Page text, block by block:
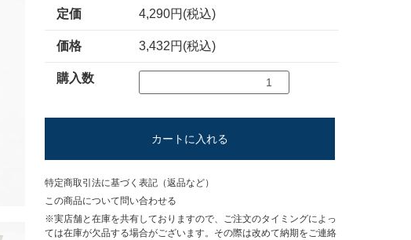
定価 4,290円(税込)
価格 3,432円(税込)
購入数
カートに入れる
特定商取引法に基づく表記（返品など）
この商品について問い合わせる
※実店舗と在庫を共有しておりますので、ご注文のタイミングによっ
ては在庫が欠品する場合がございます。その際は改めて納期をご連絡